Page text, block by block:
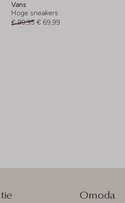
Vans
Hoge sneakers
€ 99,95 € 69,99
Omoda